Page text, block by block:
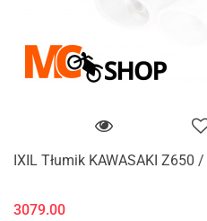
IXIL Tłumik KAWASAKI Z650
3079.00